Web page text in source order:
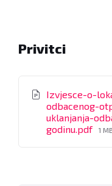
Privitci
Izvjesce-o-
odbacenog-
uklanjanja-
godinu.pdf
1